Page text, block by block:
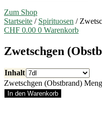
Zum Shop
Startseite / Spirituosen /
CHF 0.00 0 Warenkorb
Zwetschgen
Inhalt
Zwetschgen (Obstbrand)
In den Warenkorb